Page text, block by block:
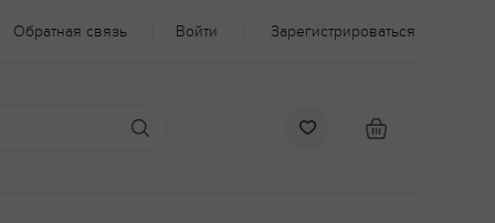
Обратная связь Войти Зарегистрироваться